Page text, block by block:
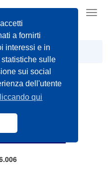
a fornirti
interessi e in
sulle
sui social
dell'utente
qui
da 8 anni